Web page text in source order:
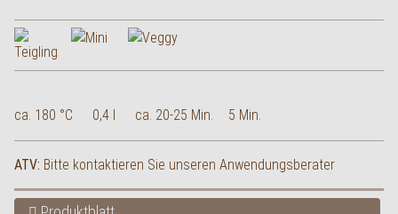
ca. 180 °C 0,4 l ca. 20-25 Min. 5 Min.
ATV: Bitte kontaktieren Sie unseren Anwendungsberater